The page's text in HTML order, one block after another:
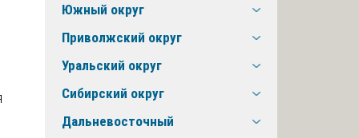
Южный округ
Приволжский округ
Уральский округ
Сибирский округ
Дальневосточный